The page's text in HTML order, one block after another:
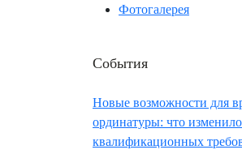
Фотогалерея
События
Новые возможности для
ординатуры: что
квалификационных